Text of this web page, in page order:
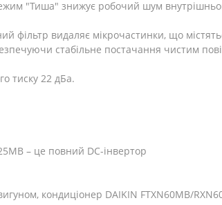
"Тиша" знижує робочий шум
фільтр видаляє мікрочастинки, що
стабільне постачання чистим
тиску 22 дБа.
– це повний DC-інвертор
кондиціонер DAIKIN FTXN60MB/